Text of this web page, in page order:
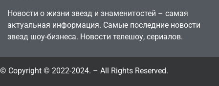
Новости о жизни звезд и знаменитостей – самая
актуальная информация. Самые последние новости
звезд шоу-бизнеса. Новости телешоу, сериалов.
© Copyright © 2022-2024. – All Rights Reserved.